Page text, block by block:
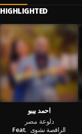
HIGHLIGHTED
احمد بيبو
دلوعة مصر
Feat. الراقصة نشوى